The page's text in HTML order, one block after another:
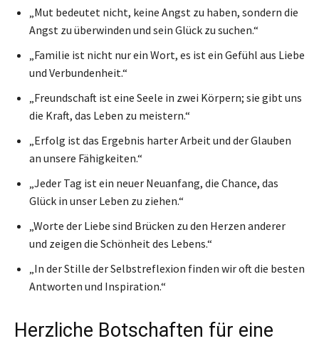
„Mut bedeutet nicht, keine Angst zu haben, sondern die
Angst zu überwinden und sein Glück zu suchen.“
„Familie ist nicht nur ein Wort, es ist ein Gefühl aus Liebe
und Verbundenheit.“
„Freundschaft ist eine Seele in zwei Körpern; sie gibt uns
die Kraft, das Leben zu meistern.“
„Erfolg ist das Ergebnis harter Arbeit und der Glauben
an unsere Fähigkeiten.“
„Jeder Tag ist ein neuer Neuanfang, die Chance, das
Glück in unser Leben zu ziehen.“
„Worte der Liebe sind Brücken zu den Herzen anderer
und zeigen die Schönheit des Lebens.“
„In der Stille der Selbstreflexion finden wir oft die besten
Antworten und Inspiration.“
Herzliche Botschaften für eine